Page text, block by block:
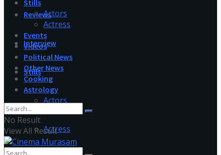
Reviews
Interview
Stills
Actors
Actress
Stills
Actors
Actress
Events
Videos
Political News
Other News
Cooking
Astrology
No Result
View All Result